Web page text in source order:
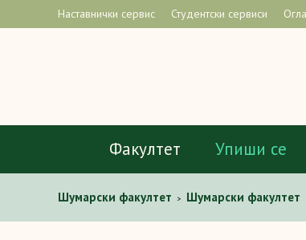
Наставнички сервис Студентски сервиси
Факултет Упиши се
Шумaрски факултет > Шумарски факултет